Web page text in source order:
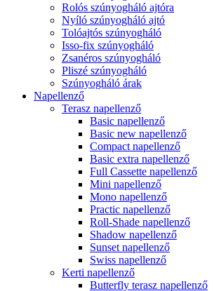
Rolós szúnyogháló ajtóra
Nyíló szúnyogháló ajtó
Tolóajtós szúnyogháló
Isso-fix szúnyogháló
Zsanéros szúnyogháló
Pliszé szúnyogháló
Szúnyogháló árak
Napellenző
Terasz napellenző
Basic napellenző
Basic new napellenző
Compact napellenző
Basic extra napellenző
Full Cassette napellenző
Mini napellenző
Mono napellenző
Practic napellenző
Roll-Shade napellenző
Shadow napellenző
Sunset napellenző
Swiss napellenző
Kerti napellenző
Butterfly terasz napellenző